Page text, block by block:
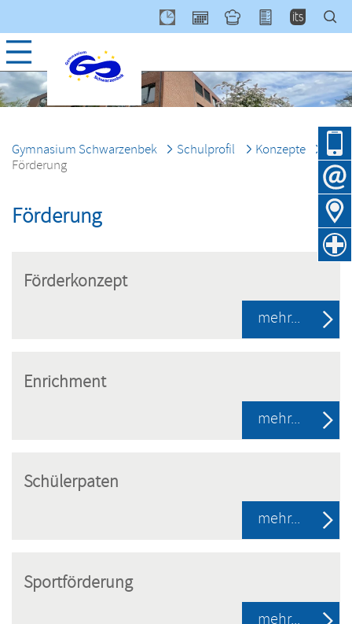
Gymnasium Schwarzenbek Schulprofil
Konzepte
Förderung
Förderung
Förderkonzept
mehr...
Enrichment
mehr...
Schülerpaten
mehr...
Sportförderung